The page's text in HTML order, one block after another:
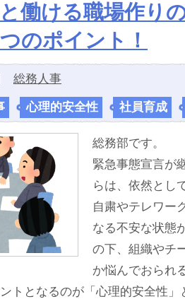
働ける職場作り
のポイント！
総務人事
心理的安全性 社員育成
総務部です。
緊急事態宣言が
らは、依然とし
自粛やテレワー
なる不安な状態
の下、組織やチ
か悩んでおられ
トとなるのが「心理的安全性